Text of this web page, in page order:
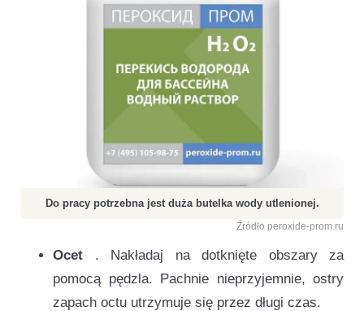
Do pracy potrzebna jest duża butelka wody utlenionej.
Źródło peroxide-prom.ru
Ocet . Nakładaj na dotknięte obszary za
pomocą pędzla. Pachnie nieprzyjemnie, ostry
zapach octu utrzymuje się przez długi czas.